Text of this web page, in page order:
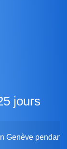
jours
Genève